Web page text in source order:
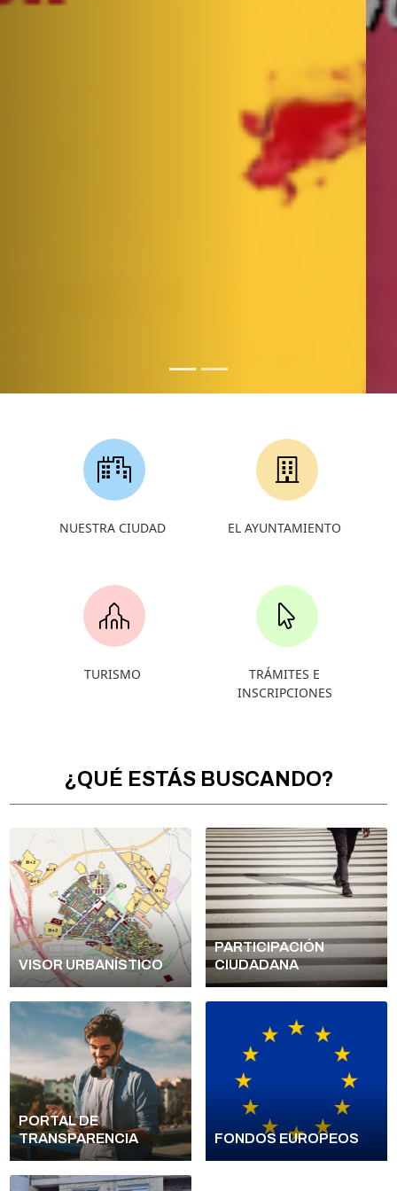
NUESTRA CIUDAD EL AYUNTAMIENTO
TURISMO
TRÁMITES E
INSCRIPCIONES
¿QUÉ ESTÁS BUSCANDO?
VISOR URBANÍSTICO
PARTICIPACIÓN
CIUDADANA
PORTAL DE
TRANSPARENCIA
FONDOS EUROPEOS